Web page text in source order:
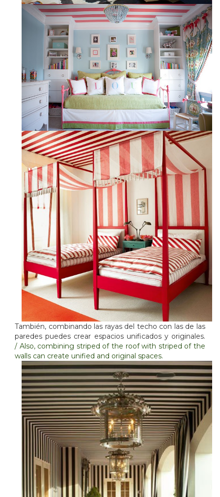
También, combinando las rayas del techo con las de las
paredes puedes crear espacios unificados y originales.
/ Also, combining striped of the roof with striped of the
walls can create unified and original spaces.